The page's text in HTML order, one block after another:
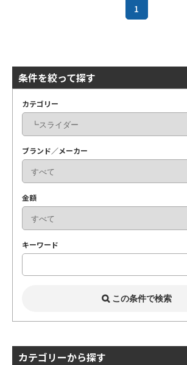
1
条件を絞って探す
カテゴリー
ブランド／メーカー
金額
キーワード
カテゴリーから探す